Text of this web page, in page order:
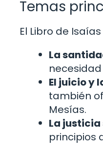
Temas
El Libro de
La
El juicio y
también
Mesías.
La
principios